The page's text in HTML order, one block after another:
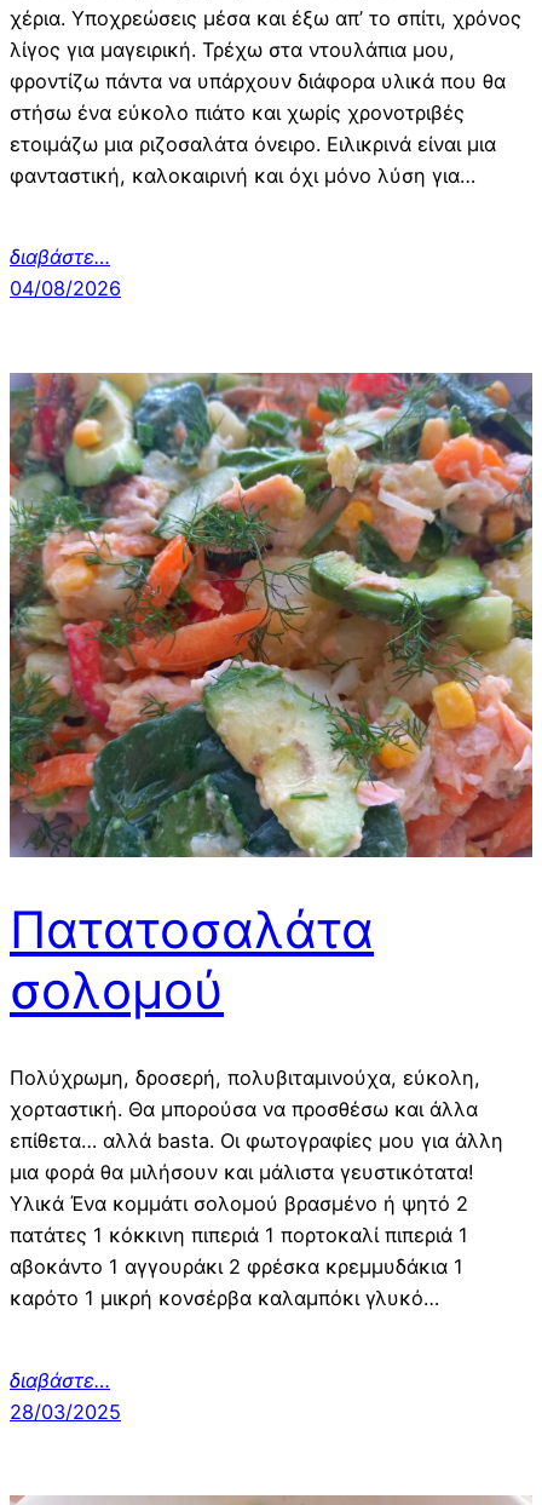
χέρια. Υποχρεώσεις μέσα και έξω απ’ το σπίτι, χρόνος
λίγος για μαγειρική. Τρέχω στα ντουλάπια μου,
φροντίζω πάντα να υπάρχουν διάφορα υλικά που θα
στήσω ένα εύκολο πιάτο και χωρίς χρονοτριβές
ετοιμάζω μια ριζοσαλάτα όνειρο. Ειλικρινά είναι μια
φανταστική, καλοκαιρινή και όχι μόνο λύση για…
διαβάστε…
04/08/2026
Πατατοσαλάτα
σολομού
Πολύχρωμη, δροσερή, πολυβιταμινούχα, εύκολη,
χορταστική. Θα μπορούσα να προσθέσω και άλλα
επίθετα… αλλά basta. Οι φωτογραφίες μου για άλλη
μια φορά θα μιλήσουν και μάλιστα γευστικότατα!
Υλικά Ένα κομμάτι σολομού βρασμένο ή ψητό 2
πατάτες 1 κόκκινη πιπεριά 1 πορτοκαλί πιπεριά 1
αβοκάντο 1 αγγουράκι 2 φρέσκα κρεμμυδάκια 1
καρότο 1 μικρή κονσέρβα καλαμπόκι γλυκό…
διαβάστε…
28/03/2025